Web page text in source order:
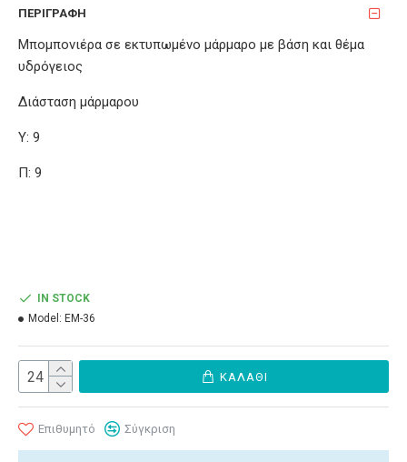
ΠΕΡΙΓΡΑΦΉ
Μπομπονιέρα σε εκτυπωμένο μάρμαρο με βάση και θέμα
υδρόγειος
Διάσταση μάρμαρου
Υ: 9
Π: 9
IN STOCK
Model: ΕΜ-36
ΚΑΛΆΘΙ
Επιθυμητό Σύγκριση